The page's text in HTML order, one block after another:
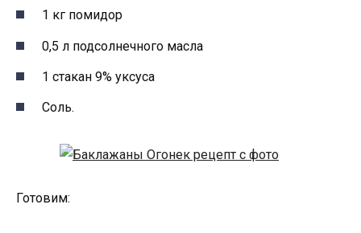
1 кг помидор
0,5 л подсолнечного масла
1 стакан 9% уксуса
Соль.
Готовим: